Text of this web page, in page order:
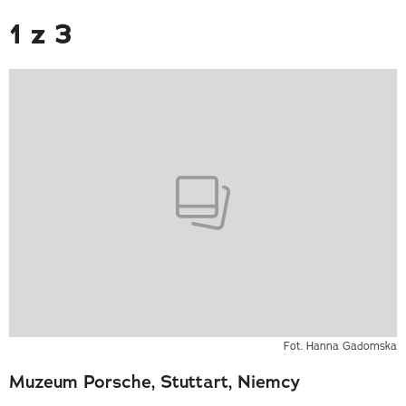
1 z 3
Fot. Hanna Gadomska
Muzeum Porsche, Stuttart, Niemcy